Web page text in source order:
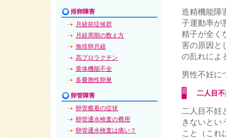
造精機能障
子運動率が
精子が全く
害の原因と
の乱れによ
男性不妊に
二人目
二人目不妊
きないとい
こと（これ
排卵障害
月経前症候群
月経周期の数え方
無排卵月経
高プロラクチン
黄体機能不全
多嚢胞性卵巣
卵管障害
卵管癒着の症状
卵管通水検査の費用
卵管通水検査は痛い？